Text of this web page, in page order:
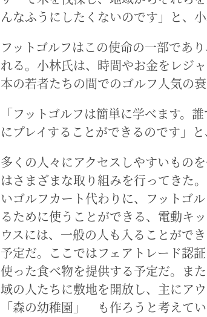
んなふうにしたくないのです」と、小
フットゴルフはこの使命の一部であ
れる。小林氏は、時間やお金をレジ
本の若者たちの間でのゴルフ人気の
「フットゴルフは簡単に学べます。
にプレイすることができるのです」と
多くの人々にアクセスしやすいもの
はさまざまな取り組みを行ってきた
いゴルフカート代わりに、フットゴ
るために使うことができる、電動キ
ウスには、一般の人も入ることがで
予定だ。ここではフェアトレード認
使った食べ物を提供する予定だ。ま
域の人たちに敷地を開放し、主にア
「森の幼稚園」 も作ろうと考えてい